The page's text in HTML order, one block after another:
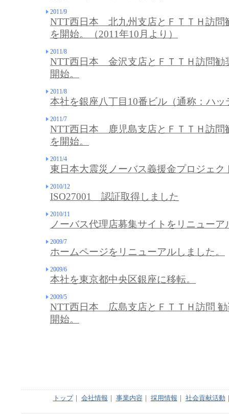
2011/9
NTT西日本 北九州支店とＦＴＴＨ訪問
を開始。（2011年10月より）
2011/8
NTT西日本 金沢支店とＦＴＴＨ訪問勧
開始。
2011/8
本社を銀座八丁目10番ビル（通称：ハ
2011/7
NTT西日本 鹿児島支店とＦＴＴＨ訪問
を開始。
2011/4
東日本大震災ノーバス義援金プロジェク
2010/12
ISO27001 認証取得しました
2010/11
ノーバス代理店募集サイトをリニューア
2009/7
ホームページをリニューアルしました。
2009/6
本社を東京都中央区銀座に移転。
2009/5
NTT西日本 広島支店とＦＴＴＨ訪問 勧
開始。
トップ｜ 会社情報 事業内容 採用情報 社会貢献活動